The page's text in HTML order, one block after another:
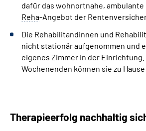
dafür das wohnortnahe,
Reha-Angebot der
Die Rehabilitandinnen und
nicht stationär aufgenommen und
eigenes Zimmer in der Einrichtung.
Wochenenden können sie zu
Therapieerfolg nachhaltig